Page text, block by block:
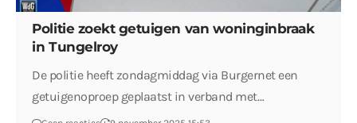
Politie zoekt getuigen van woninginbraak
in Tungelroy
De politie heeft zondagmiddag via Burgernet een
getuigenoproep geplaatst in verband met…